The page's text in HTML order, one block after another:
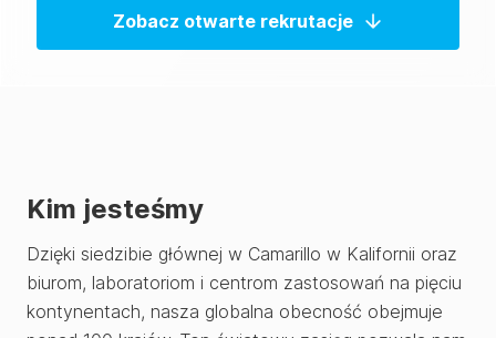
Zobacz otwarte rekrutacje
Kim jesteśmy
Dzięki siedzibie głównej w Camarillo w Kalifornii oraz
biurom, laboratoriom i centrom zastosowań na pięciu
kontynentach, nasza globalna obecność obejmuje